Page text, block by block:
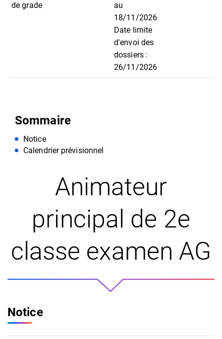
de grade
au
18/11/2026
Date limite
d'envoi des
dossiers :
26/11/2026
Sommaire
Notice
Calendrier prévisionnel
Animateur
principal de 2e
classe examen AG
Notice